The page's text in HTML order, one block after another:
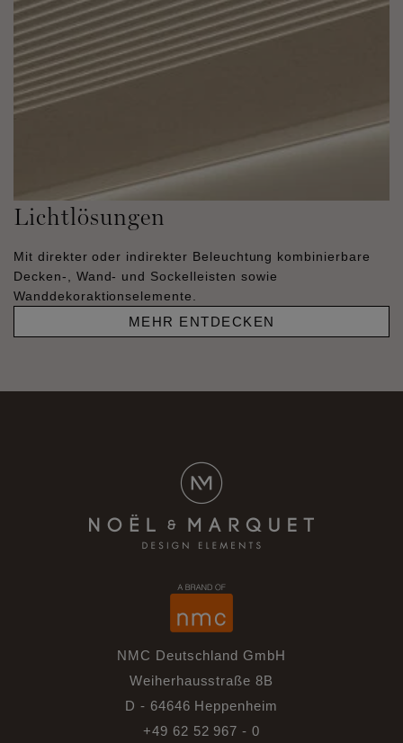
Lichtlösungen
Mit direkter oder indirekter Beleuchtung kombinierbare
Decken-, Wand- und Sockelleisten sowie
Wanddekoraktionselemente.
MEHR ENTDECKEN
NMC Deutschland GmbH
Weiherhausstraße 8B
D - 64646 Heppenheim
+49 62 52 967 - 0